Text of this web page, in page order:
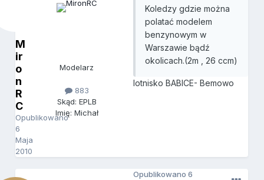
M
ir
o
n
R
C
Opublikowano
6
Maja
2010
Modelarz
883
Skąd: EPLB
Imię: Michał
Koledzy gdzie można
polatać modelem
benzynowym w
Warszawie bądź
okolicach.(2m , 26 ccm)
lotnisko BABICE- Bemowo
Opublikowano6